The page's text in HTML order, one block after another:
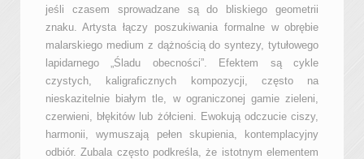
jeśli czasem sprowadzane są do bliskiego geometrii
znaku. Artysta łączy poszukiwania formalne w obrębie
malarskiego medium z dążnością do syntezy, tytułowego
lapidarnego „Śladu obecności”. Efektem są cykle
czystych, kaligraficznych kompozycji, często na
nieskazitelnie białym tle, w ograniczonej gamie zieleni,
czerwieni, błękitów lub żółcieni. Ewokują odczucie ciszy,
harmonii, wymuszają pełen skupienia, kontemplacyjny
odbiór. Zubala często podkreśla, że istotnym elementem